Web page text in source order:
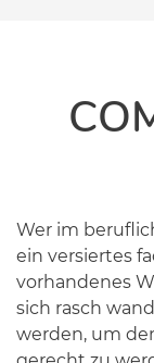
Wer im
ein versiertes
vorhandenes
sich rasch
werden, um